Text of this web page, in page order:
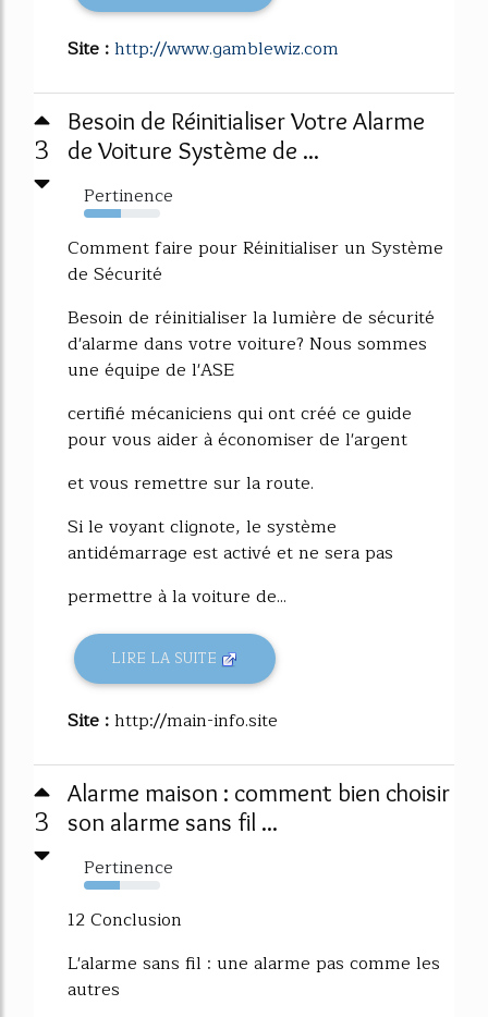
Site :http://www.gamblewiz.com
3
Besoin de Réinitialiser Votre Alarme
de Voiture Système de ...
Pertinence
49%
Comment faire pour Réinitialiser un Système
de Sécurité
Besoin de réinitialiser la lumière de sécurité
d'alarme dans votre voiture? Nous sommes
une équipe de l'ASE
certifié mécaniciens qui ont créé ce guide
pour vous aider à économiser de l'argent
et vous remettre sur la route.
Si le voyant clignote, le système
antidémarrage est activé et ne sera pas
permettre à la voiture de...
LIRE LA SUITE
Site :http://main-info.site
3
Alarme maison : comment bien choisir
son alarme sans fil ...
Pertinence
47%
12 Conclusion
L'alarme sans fil : une alarme pas comme les
autres